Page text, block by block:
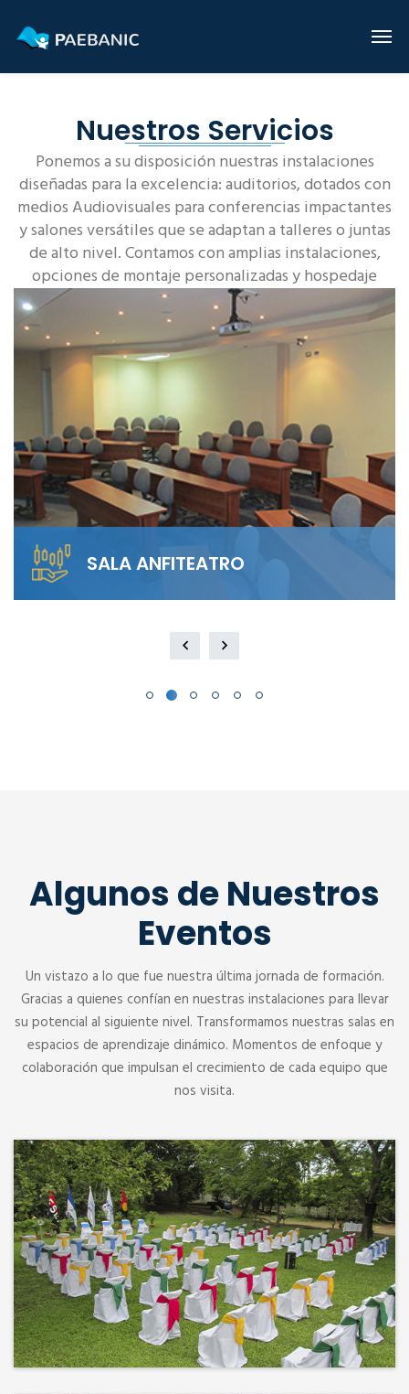
Nuestros Servicios
Ponemos a su disposición nuestras instalaciones
diseñadas para la excelencia: auditorios, dotados con
medios Audiovisuales para conferencias impactantes
y salones versátiles que se adaptan a talleres o juntas
de alto nivel. Contamos con amplias instalaciones,
opciones de montaje personalizadas y hospedaje
SALA ANFITEATRO
Alquila nuestra Sala Anfiteatro para 40
personas. El diseño escalonado garantiza
Algunos de Nuestros
Eventos
Un vistazo a lo que fue nuestra última jornada de formación.
Gracias a quienes confían en nuestras instalaciones para llevar
su potencial al siguiente nivel. Transformamos nuestras salas en
espacios de aprendizaje dinámico. Momentos de enfoque y
colaboración que impulsan el crecimiento de cada equipo que
nos visita.